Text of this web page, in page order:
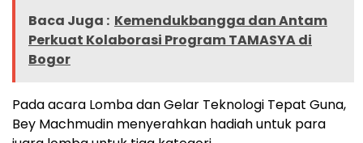
Baca Juga : Kemendukbangga dan Antam
Perkuat Kolaborasi Program TAMASYA di
Bogor
Pada acara Lomba dan Gelar Teknologi Tepat Guna,
Bey Machmudin menyerahkan hadiah untuk para